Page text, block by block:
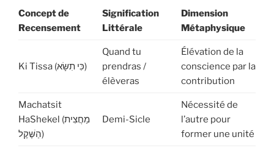
Concept de
Recensement
Signification
Littérale
Dimension
Métaphysique
Ki Tissa (כִּי תִשָּׂא)
Quand tu
prendras /
élèveras
Élévation de la
conscience par la
contribution
Machatsit
HaShekel (מַחֲצִית
הַשֶּׁקֶל)
Demi-Sicle
Nécessité de
l’autre pour
former une unité